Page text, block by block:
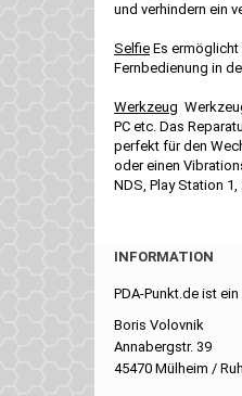
und verhindern ein
Selfie Es
Fernbedienung in
Werkzeug
PC etc. Das
perfekt für den
oder einen
NDS, Play Station 1,
INFORMATION
PDA-Punkt.de ist
Boris Volovnik
Annabergstr. 39
45470 Mülheim /